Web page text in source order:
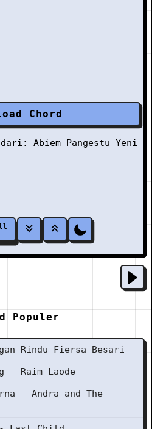
Chord
dari: Abiem Pangestu Yeni
Populer
Rindu Fiersa Besari
- Raim Laode
- Andra and The